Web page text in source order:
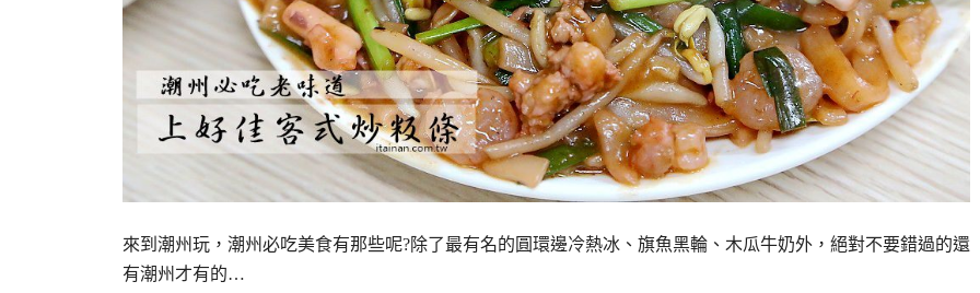
來到潮州玩，潮州必吃美食有那些呢?除了最有名的圓環邊冷熱冰、旗魚黑輪、木瓜牛奶外，絕對不要錯過的還
有潮州才有的…